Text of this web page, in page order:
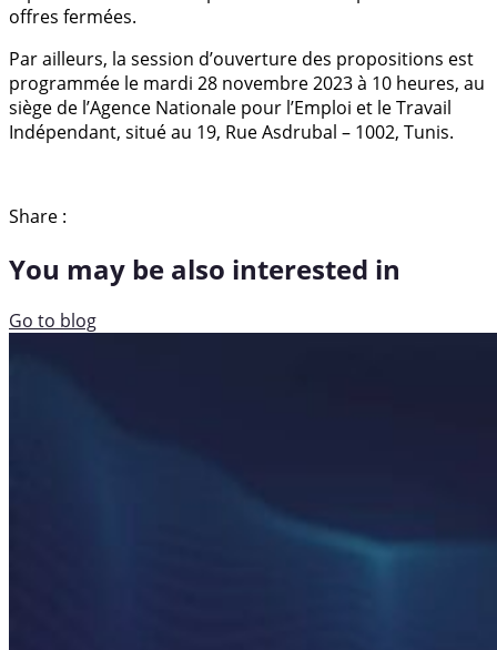
offres fermées.
Par ailleurs, la session d’ouverture des propositions est
programmée le mardi 28 novembre 2023 à 10 heures, au
siège de l’Agence Nationale pour l’Emploi et le Travail
Indépendant, situé au 19, Rue Asdrubal – 1002, Tunis.
Share :
You may be also interested in
Go to blog